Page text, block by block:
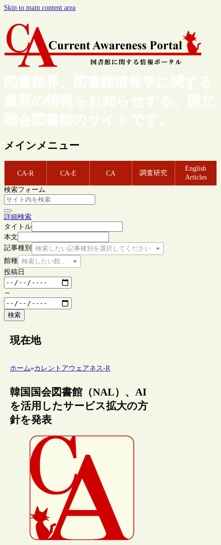
Skip to main content area
図書館界、図書館情報学に関する
最新の情報をお知らせする、国立
国会図書館のサイトです。
メインメニュー
CA-R CA-E CA 調査研究
English
Articles
検索フォーム
詳細検索
タイトル
本文
記事種別
検索したい記事種別を選択してください
館種 検索したい館種を選択してください
投稿日
～
検索
現在地
ホーム»カレントアウェアネス-R
韓国国会図書館（NAL）、AI
を活用したサービス拡大の方
針を発表